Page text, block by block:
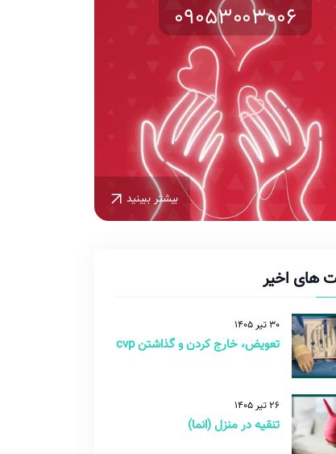
09053003006
بیشتر ببینید
های اخیر
30 تیر 1405
تعویض، خارج کردن و گذاشتن cvp
26 تیر 1405
تنقیه در منزل (انما)